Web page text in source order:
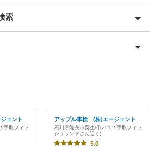
索
ェント
手取フィッ
アップル車検 (株)エージェント
石川県能美市粟生町レ51-2(手取フィッ
シュランドさん近く)
5.0